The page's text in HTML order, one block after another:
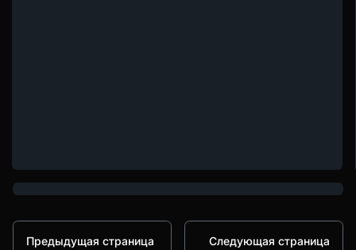
Предыдущая страница Следующая страница